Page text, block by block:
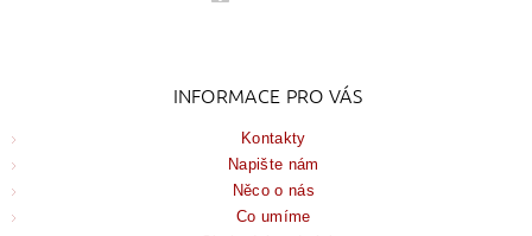
INFORMACE PRO VÁS
Kontakty
Napište nám
Něco o nás
Co umíme